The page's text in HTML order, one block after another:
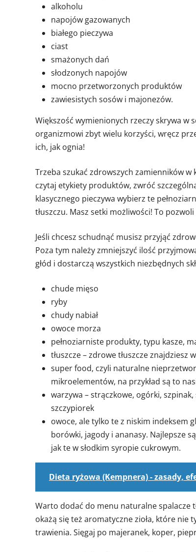
alkoholu
napojów gazowanych
białego pieczywa
ciast
smażonych dań
słodzonych napojów
mocno przetworzonych produktów
zawiesistych sosów i majonezów.
Większość wymienionych rzeczy skrywa w
organizmowi zbyt wielu korzyści, wręcz
ich, jak ognia!
Trzeba szukać zdrowszych zamienników
czytaj etykiety produktów, zwróć
klasycznego pieczywa wybierz te
tłuszczu. Masz setki możliwości! To
Jeśli chcesz schudnąć musisz przyjąć
Poza tym należy zmniejszyć ilość
głód i dostarczą wszystkich niezbędnych
chude mięso
ryby
chudy nabiał
owoce morza
pełnoziarniste produkty, typu kasze,
tłuszcze – zdrowe tłuszcze
super food, czyli naturalne
mikroelementów, na przykład są to
warzywa – strączkowe, ogórki,
szczypiorek
owoce, ale tylko te z niskim indeksem
borówki, jagody i ananasy. Najlepsze
jak te w słodkim syropie cukrowym.
Dieta ryżowa (Kempnera) - zasady,
Warto dodać do menu naturalne spalacze
okażą się też aromatyczne zioła, które
trawienia. Sięgaj po majeranek, koper,